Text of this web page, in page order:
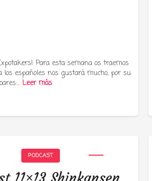
Para esta semana os traemos
españoles nos gustará mucho, por su
Leer más
PODCAST